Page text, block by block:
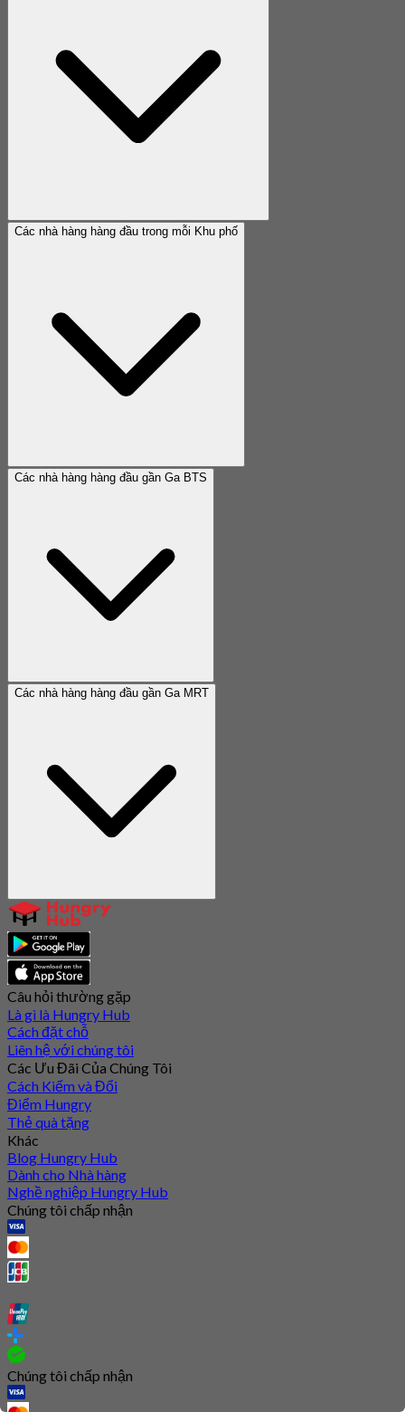
Các nhà hàng hàng đầu trong mỗi Khu phố
Các nhà hàng hàng đầu gần Ga BTS
Các nhà hàng hàng đầu gần Ga MRT
Câu hỏi thường gặp
Là gì là Hungry Hub
Cách đặt chỗ
Liên hệ với chúng tôi
Các Ưu Đãi Của Chúng Tôi
Cách Kiếm và Đổi
Điểm Hungry
Thẻ quà tặng
Khác
Blog Hungry Hub
Dành cho Nhà hàng
Nghề nghiệp Hungry Hub
Chúng tôi chấp nhận
Chúng tôi chấp nhận